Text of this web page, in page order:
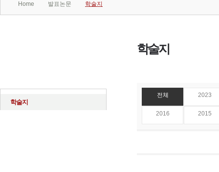
Home 발표논문 학술지
학술지
학술지
전체 2023
2016 2015